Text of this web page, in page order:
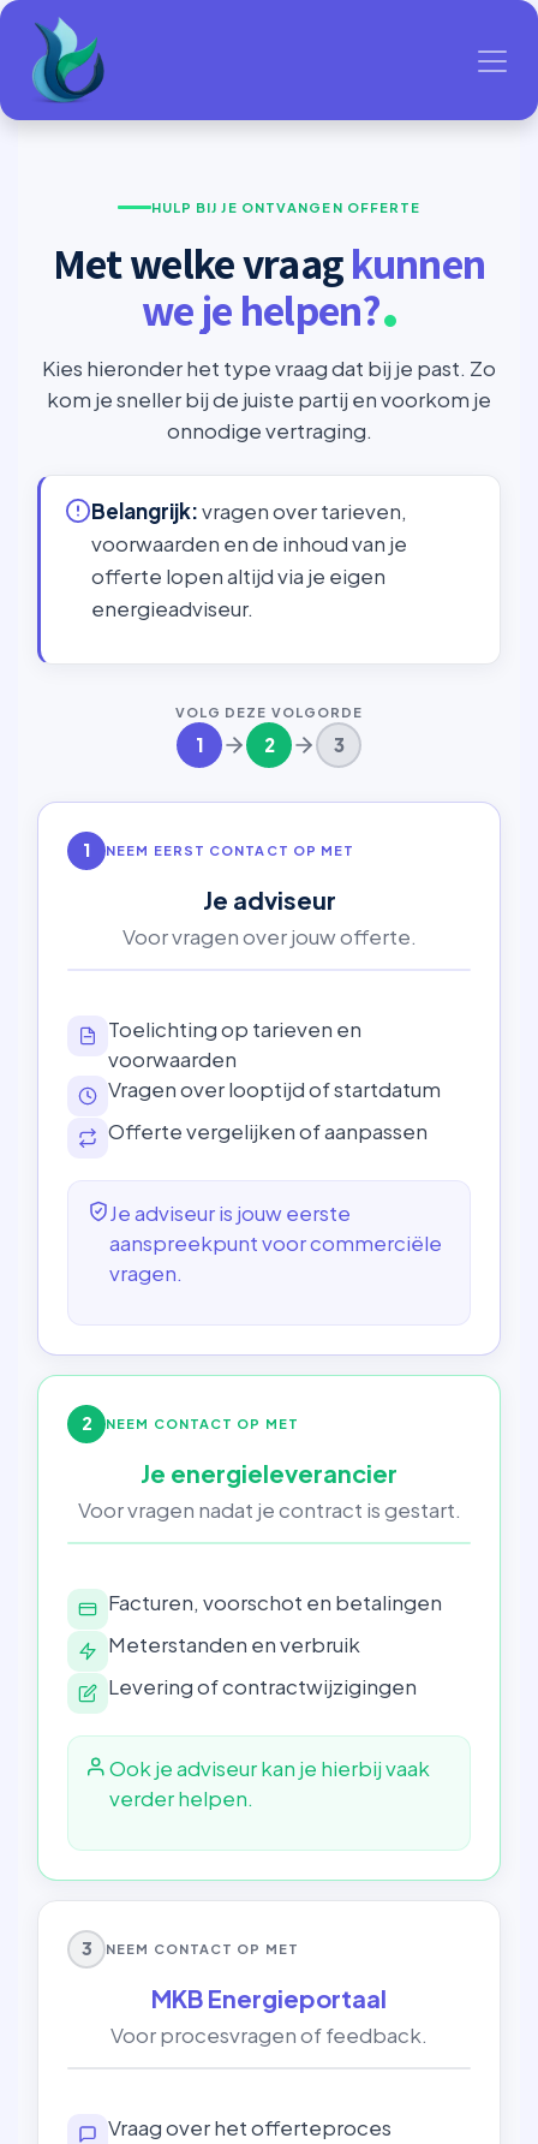
Overslaan naar inhoud
HULP BIJ JE ONTVANGEN OFFERTE
Met welke vraagkunnen
we je helpen?
Kies hieronder het type vraag dat bij je past. Zo
kom je sneller bij de juiste partij en voorkom je
onnodige vertraging.
Belangrijk:vragen over tarieven,
voorwaarden en de inhoud van je
offerte lopen altijd via je eigen
energieadviseur.
VOLG DEZE VOLGORDE
1 2 3
1 NEEM EERST CONTACT OP MET
Je adviseur
Voor vragen over jouw offerte.
Toelichting op tarieven en
voorwaarden
Vragen over looptijd of startdatum
Offerte vergelijken of aanpassen
Je adviseur is jouw eerste
aanspreekpunt voor commerciële
vragen.
2 NEEM CONTACT OP MET
Je energieleverancier
Voor vragen nadat je contract is gestart.
Facturen, voorschot en betalingen
Meterstanden en verbruik
Levering of contractwijzigingen
Ook je adviseur kan je hierbij vaak
verder helpen.
3 NEEM CONTACT OP MET
MKB Energieportaal
Voor procesvragen of feedback.
Vraag over het offerteproces